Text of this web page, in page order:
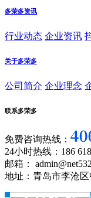
多荣多资讯
行业动态 企业资讯
关于多荣多
公司简介 企业理念
联系多荣多
免费咨询热线：
24小时热线：186
邮箱：
地址：青岛市李沧